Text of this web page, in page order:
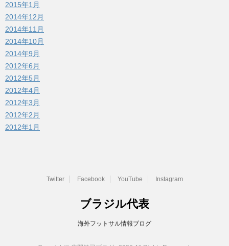
2015年1月
2014年12月
2014年11月
2014年10月
2014年9月
2012年6月
2012年5月
2012年4月
2012年3月
2012年2月
2012年1月
Twitter Facebook YouTube Instagram
ブラジル代表
海外フットサル情報ブログ